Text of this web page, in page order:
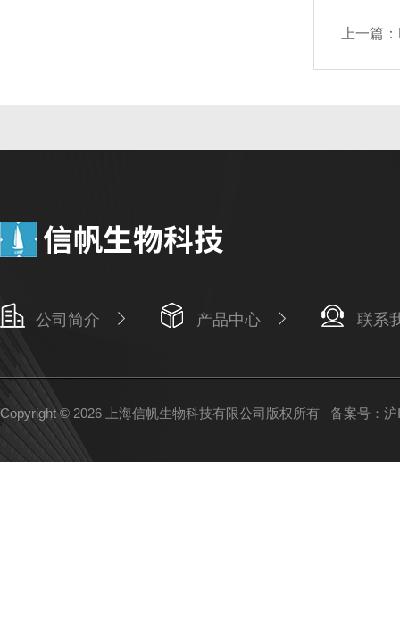
上一篇：
公司简介 产品中心 联系
Copyright © 2026 上海信帆生物科技有限公司版权所有 备案号：